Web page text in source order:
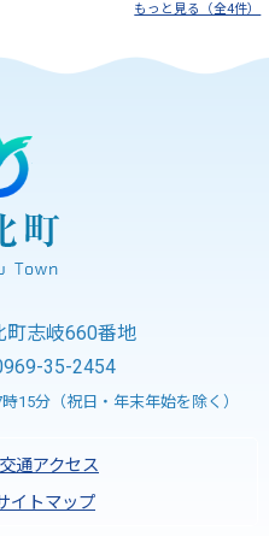
もっと見る（全4件）
町志岐660番地
35-2454
15分（祝日・年末年始を除く）
交通アクセス
イトマップ